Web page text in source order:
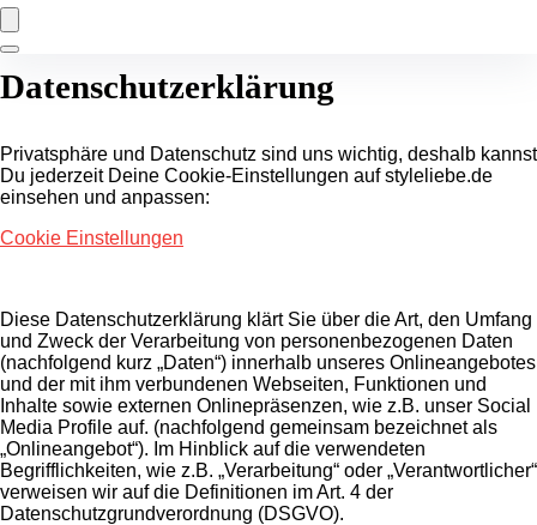
Datenschutzerklärung
Privatsphäre und Datenschutz sind uns wichtig, deshalb kannst
Du jederzeit Deine Cookie-Einstellungen auf styleliebe.de
einsehen und anpassen:
Cookie Einstellungen
Diese Datenschutzerklärung klärt Sie über die Art, den Umfang
und Zweck der Verarbeitung von personenbezogenen Daten
(nachfolgend kurz „Daten“) innerhalb unseres Onlineangebotes
und der mit ihm verbundenen Webseiten, Funktionen und
Inhalte sowie externen Onlinepräsenzen, wie z.B. unser Social
Media Profile auf. (nachfolgend gemeinsam bezeichnet als
„Onlineangebot“). Im Hinblick auf die verwendeten
Begrifflichkeiten, wie z.B. „Verarbeitung“ oder „Verantwortlicher“
verweisen wir auf die Definitionen im Art. 4 der
Datenschutzgrundverordnung (DSGVO).